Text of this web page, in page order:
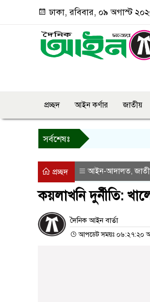
ঢাকা, রবিবার, ০৯ অগাস্ট
প্রচ্ছদ আইন কর্ণার জাতীয়
সর্বশেষঃ
প্রচ্ছদ আইন-আদালত,
কয়লাখনি দুর্নীতি:
দৈনিক আইন বার্তা
আপডেট সময়ঃ ০৬:২৭:২০